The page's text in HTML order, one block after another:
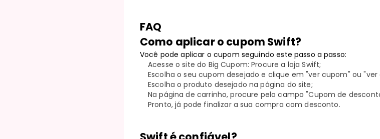
FAQ
Como aplicar o cupom Swift?
Você pode aplicar o cupom seguindo este passo a passo:
Acesse o site do Big Cupom: Procure a loja Swift;
Escolha o seu cupom desejado e clique em "ver cupom" ou
Escolha o produto desejado na página do site;
Na página de carrinho, procure pelo campo "Cupom de
Pronto, já pode finalizar a sua compra com desconto.